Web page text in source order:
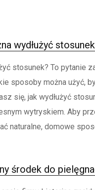
wydłużyć
stosunek? To pytanie
sposoby można użyć,
się, jak wydłużyć
wytryskiem. Aby
naturalne, domowe
środek do